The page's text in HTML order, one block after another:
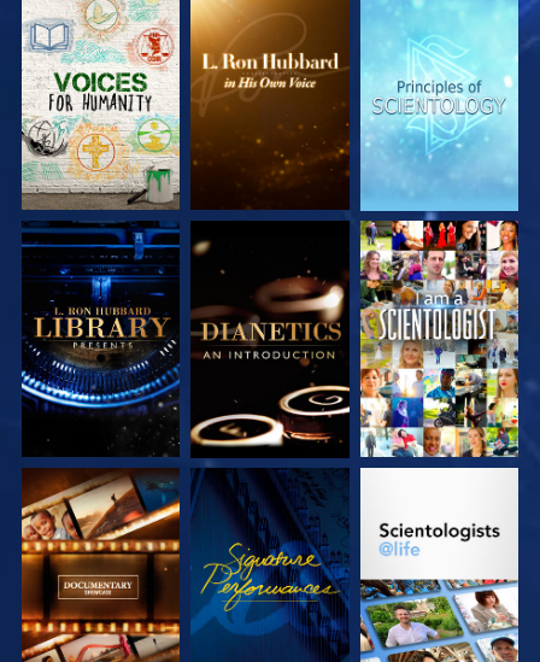
SERIE
ENTDECKEN
SERIE
ENTDECKEN
SERIE
ENTDECKEN
SERIE
ENTDECKEN
ENTDECKEN
ANSEHEN
SERIE
ENTDECKEN
ANSEHEN
SERIE